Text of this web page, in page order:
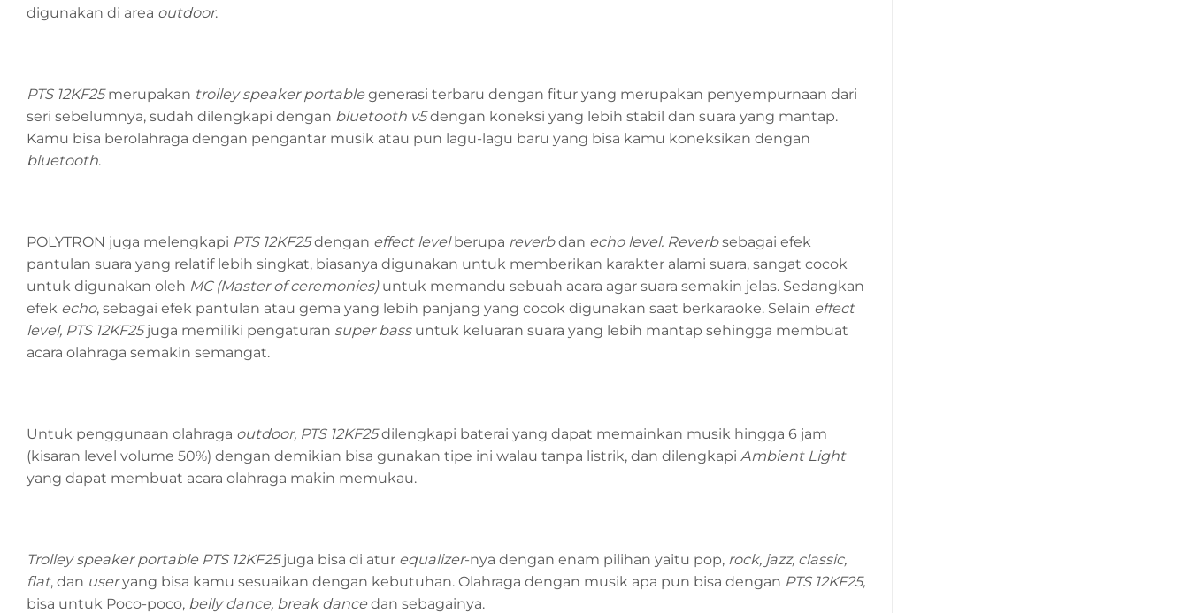
digunakan di area outdoor.
PTS 12KF25merupakan trolley speaker portablegenerasi terbaru dengan fitur yang merupakan penyempurnaan dari
seri sebelumnya, sudah dilengkapi dengan bluetooth v5dengan koneksi yang lebih stabil dan suara yang mantap.
Kamu bisa berolahraga dengan pengantar musik atau pun lagu-lagu baru yang bisa kamu koneksikan dengan
bluetooth.
POLYTRON juga melengkapi PTS 12KF25dengan effect levelberupa reverbdan echo level. Reverbsebagai efek
pantulan suara yang relatif lebih singkat, biasanya digunakan untuk memberikan karakter alami suara, sangat cocok
untuk digunakan oleh MC (Master of ceremonies)untuk memandu sebuah acara agar suara semakin jelas. Sedangkan
efek echo, sebagai efek pantulan atau gema yang lebih panjang yang cocok digunakan saat berkaraoke. Selain effect
level, PTS 12KF25juga memiliki pengaturan super bassuntuk keluaran suara yang lebih mantap sehingga membuat
acara olahraga semakin semangat.
Untuk penggunaan olahraga outdoor, PTS 12KF25dilengkapi baterai yang dapat memainkan musik hingga 6 jam
(kisaran level volume 50%) dengan demikian bisa gunakan tipe ini walau tanpa listrik, dan dilengkapi Ambient Light
yang dapat membuat acara olahraga makin memukau.
Trolley speaker portable PTS 12KF25juga bisa di atur equalizer-nya dengan enam pilihan yaitu pop, rock, jazz, classic,
flat, dan useryang bisa kamu sesuaikan dengan kebutuhan. Olahraga dengan musik apa pun bisa dengan PTS 12KF25,
bisa untuk Poco-poco, belly dance, break dancedan sebagainya.